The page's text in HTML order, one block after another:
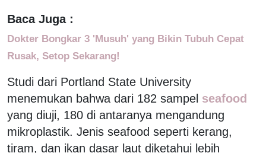
Baca Juga :
Dokter Bongkar 3 'Musuh' yang Bikin Tubuh Cepat
Rusak, Setop Sekarang!
Studi dari Portland State University
menemukan bahwa dari 182 sampel seafood
yang diuji, 180 di antaranya mengandung
mikroplastik. Jenis seafood seperti kerang,
tiram, dan ikan dasar laut diketahui lebih